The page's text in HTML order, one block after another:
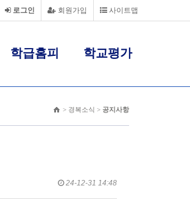
사이트맵
회원가입
로그인
학급홈피 학교평가
> 경복소식 > 공지사항
24-12-31 14:48